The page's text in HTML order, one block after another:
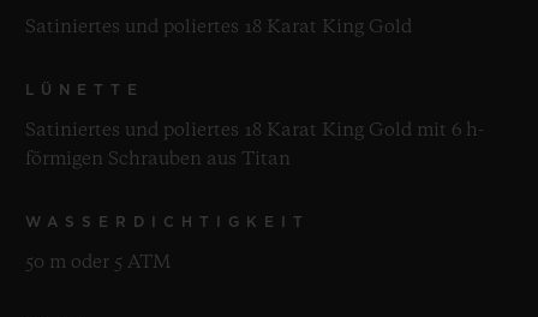
Satiniertes und poliertes 18 Karat King Gold
LÜNETTE
Satiniertes und poliertes 18 Karat King Gold mit 6 h-
förmigen Schrauben aus Titan
WASSERDICHTIGKEIT
50 m oder 5 ATM